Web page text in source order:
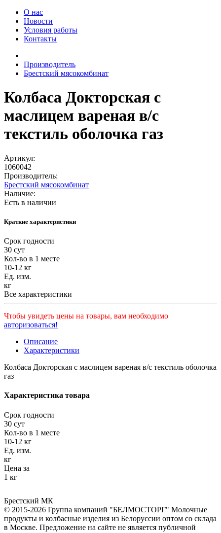
О нас
Новости
Условия работы
Контакты
Производитель
Брестский мясокомбинат
Колбаса Докторская с
маслицем вареная в/с
текстиль оболочка газ
Артикул:
1060042
Производитель:
Брестский мясокомбинат
Наличие:
Есть в наличии
Краткие характеристики
Срок годности
30 сут
Кол-во в 1 месте
10-12 кг
Ед. изм.
кг
Все характеристики
Чтобы увидеть цены на товары, вам необходимо
авторизоваться!
Описание
Характеристики
Колбаса Докторская с маслицем вареная в/с текстиль оболочка
газ
Характеристика товара
Срок годности
30 сут
Кол-во в 1 месте
10-12 кг
Ед. изм.
кг
Цена за
1 кг
Брестский МК
© 2015-2026 Группа компаний "БЕЛМОСТОРГ" Молочные
продукты и колбасные изделия из Белоруссии оптом со склада
в Москве. Предложение на сайте не является публичной